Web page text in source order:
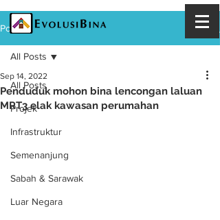
Post
All Posts
Projek
Infrastruktur
Semenanjung
Sabah & Sarawak
Luar Negara
All Posts
Penduduk mohon bina lencongan laluan
MRT3 elak kawasan perumahan
Sep 14, 2022